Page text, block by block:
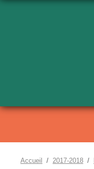
Accueil 2017-2018